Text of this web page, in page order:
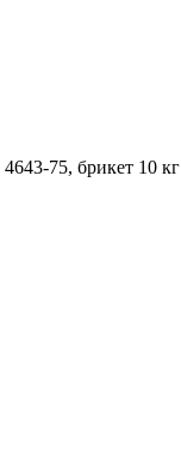
75, брикет 10 кг